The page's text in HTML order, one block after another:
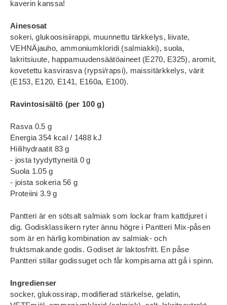
kaverin kanssa!
Ainesosat
sokeri, glukoosisiirappi, muunnettu tärkkelys, liivate,
VEHNÄjauho, ammoniumkloridi (salmiakki), suola,
lakritsiuute, happamuudensäätöaineet (E270, E325), aromit,
kovetettu kasvirasva (rypsi/rapsi), maissitärkkelys, värit
(E153, E120, E141, E160a, E100).
Ravintosisältö (per 100 g)
Rasva 0.5 g
Energia 354 kcal / 1488 kJ
Hiilihydraatit 83 g
- josta tyydyttyneitä 0 g
Suola 1.05 g
- joista sokeria 56 g
Proteiini 3.9 g
Pantteri är en sötsalt salmiak som lockar fram kattdjuret i
dig. Godisklassikern ryter ännu högre i Pantteri Mix-påsen
som är en härlig kombination av salmiak- och
fruktsmakande godis. Godiset är laktosfritt. En påse
Pantteri stillar godissuget och får kompisarna att gå i spinn.
Ingredienser
socker, glukossirap, modifierad stärkelse, gelatin,